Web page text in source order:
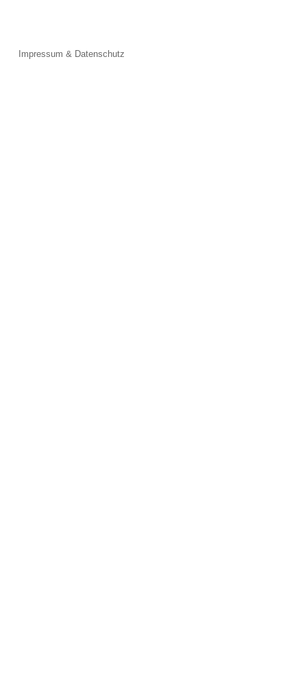
Impressum & Datenschutz